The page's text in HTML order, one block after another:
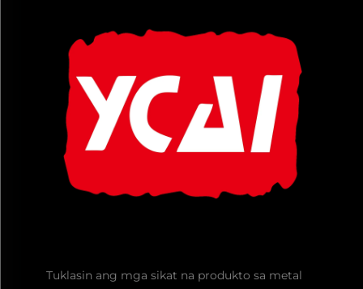
Tuklasin ang mga sikat na produkto sa metal